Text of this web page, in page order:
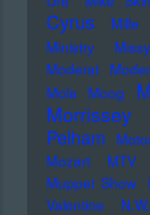
Cyrus
Mille
Ministry
Moderat
Mola
Moog
Morrissey
Pelham
Mozart
MTV
Muppet Show
Valentine